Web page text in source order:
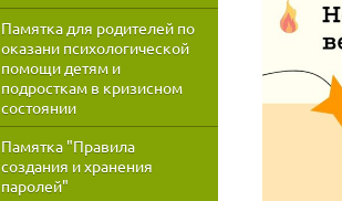
Памятка для родителей по
оказани психологической
помощи детям и
подросткам в кризисном
состоянии
Памятка "Правила
создания и хранения
паролей"